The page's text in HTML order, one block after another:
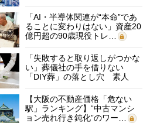
「AI・半導体関連が“本命”であ
ることに変わりはない」資産20
億円超の90歳現役トレ…
「失敗すると取り返しがつかな
い」葬儀社の手を借りない
「DIY葬」の落とし穴 素人
に…
【大阪の不動産価格「危ない
駅」ランキング】“中古マンシ
ョン売れ行き鈍化”のワー…